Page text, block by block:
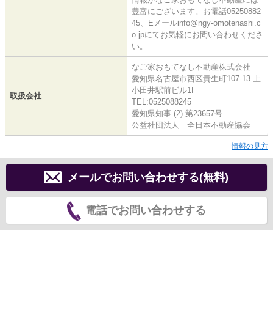
豊富にございます。お電話05250882
45、Eメールinfo@ngy-omotenashi.c
o.jpにてお気軽にお問い合わせくださ
い。
取扱会社
なご家おもてなし不動産株式会社
愛知県名古屋市西区貴生町107-13 上
小田井駅前ビル1F
TEL:0525088245
愛知県知事 (2) 第23657号
公益社団法人 全日本不動産協会
情報の見方
メールでお問い合わせする(無料)
電話でお問い合わせする